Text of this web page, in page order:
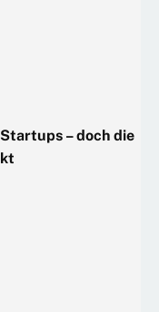
– doch die